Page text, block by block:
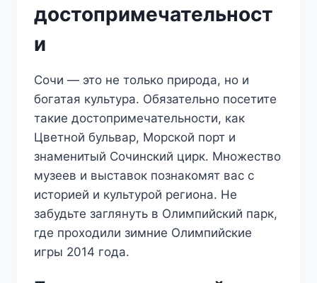
достопримечательност
и
Сочи — это не только природа, но и
богатая культура. Обязательно посетите
такие достопримечательности, как
Цветной бульвар, Морской порт и
знаменитый Сочинский цирк. Множество
музеев и выставок познакомят вас с
историей и культурой региона. Не
забудьте заглянуть в Олимпийский парк,
где проходили зимние Олимпийские
игры 2014 года.